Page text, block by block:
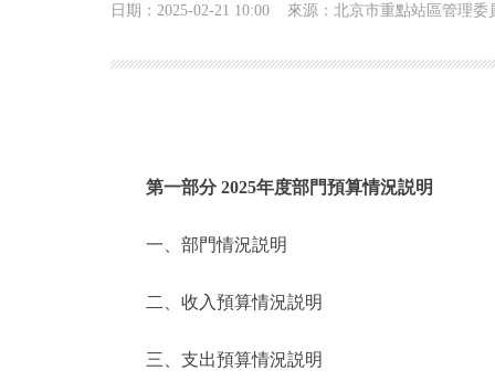
日期：2025-02-21 10:00 來源：北京市重點站區管理委
第一部分 2025年度部門預算情況説明
一、部門情況説明
二、收入預算情況説明
三、支出預算情況説明